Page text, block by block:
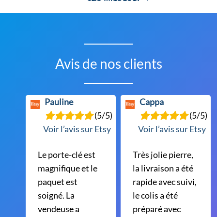
sur
du
produit
Avis de nos clients
Pauline
(5/5)
Voir l’avis sur Etsy
Le porte-clé est
magnifique et le
paquet est
soigné. La
vendeuse a
Cappa
(5/5)
Voir l’avis sur Etsy
Très jolie pierre,
la livraison a été
rapide avec suivi,
le colis a été
préparé avec